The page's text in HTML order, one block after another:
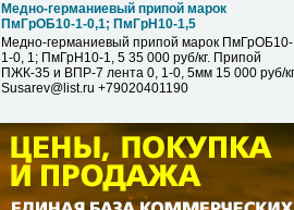
Медно-германиевый припой марок
ПмГрОБ10-1-0,1; ПмГрН10-1,5
Медно-германиевый припой марок ПмГрОБ10-
1-0, 1; ПмГрН10-1, 5 35 000 руб/кг. Припой
ПЖК-35 и ВПР-7 лента 0, 1-0, 5мм 15 000 руб/кг
Susarev@list.ru +79020401190